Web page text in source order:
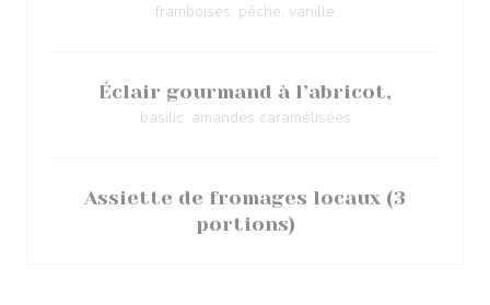
framboises, pêche, vanille
Éclair gourmand à l’abricot,
basilic, amandes caramélisées
Assiette de fromages locaux (3
portions)